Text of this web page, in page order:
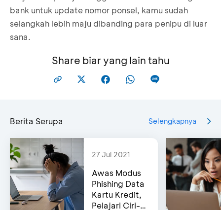
bank untuk update nomor ponsel, kamu sudah
selangkah lebih maju dibanding para penipu di luar
sana.
Share biar yang lain tahu
Berita Serupa Selengkapnya
27 Jul 2021
Awas Modus
Phishing Data
Kartu Kredit,
Pelajari Ciri-